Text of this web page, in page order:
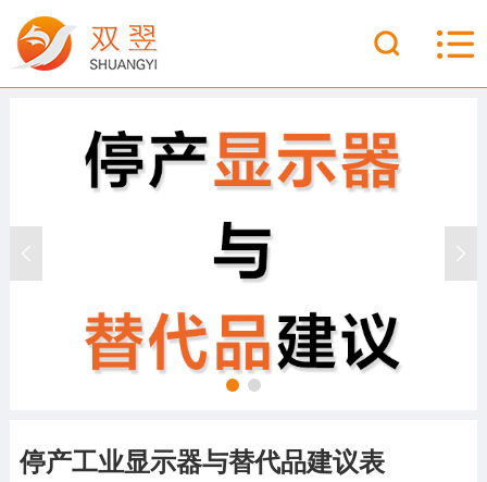
停产工业显示器与替代品建议表